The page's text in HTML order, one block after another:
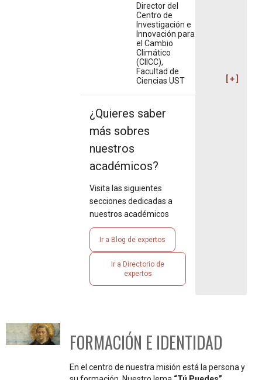
Director del
Centro de
Investigación e
Innovación para
el Cambio
Climático
(CIICC),
Facultad de
Ciencias UST
¿Quieres saber
más sobres
nuestros
académicos?
Visita las siguientes
secciones dedicadas a
nuestros académicos
Ir a Blog de expertos
Ir a Directorio de
expertos
FORMACIÓN E IDENTIDAD
En el centro de nuestra misión está la persona y